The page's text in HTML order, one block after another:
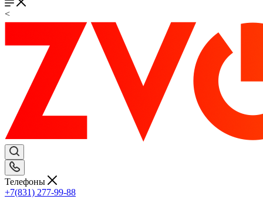
<
Телефоны
+7(831) 277-99-88